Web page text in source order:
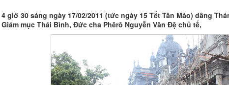
4 giờ 30 sáng ngày 17/02/2011 (tức ngày 15 Tết Tân Mão) dâng
Giám mục Thái Bình, Đức cha Phêrô Nguyễn Văn Đệ chủ tế,